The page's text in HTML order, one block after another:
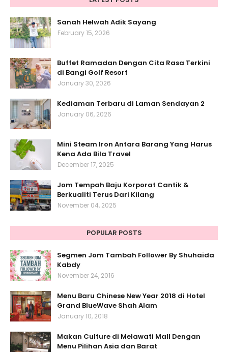
Sanah Helwah Adik Sayang
February 15, 2026
Buffet Ramadan Dengan Cita Rasa Terkini
di Bangi Golf Resort
January 30, 2026
Kediaman Terbaru di Laman Sendayan 2
January 06, 2026
Mini Steam Iron Antara Barang Yang Harus
Kena Ada Bila Travel
December 17, 2025
Jom Tempah Baju Korporat Cantik &
Berkualiti Terus Dari Kilang
November 04, 2025
POPULAR POSTS
Segmen Jom Tambah Follower By Shuhaida
Kabdy
November 24, 2016
Menu Baru Chinese New Year 2018 di Hotel
Grand BlueWave Shah Alam
January 10, 2018
Makan Culture di Melawati Mall Dengan
Menu Pilihan Asia dan Barat